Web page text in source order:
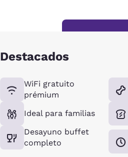
Destacados
WiFi gratuito
prémium
Ideal para familias
Desayuno buffet
completo